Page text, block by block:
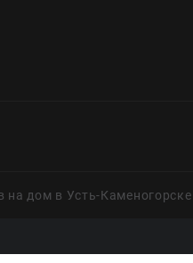
на дом в Усть-Каменогорске